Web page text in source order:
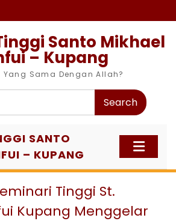
Santo Mikhael
– Kupang
Yang Sama Dengan Allah?
SANTO
– KUPANG
Tinggi St.
Kupang Menggelar